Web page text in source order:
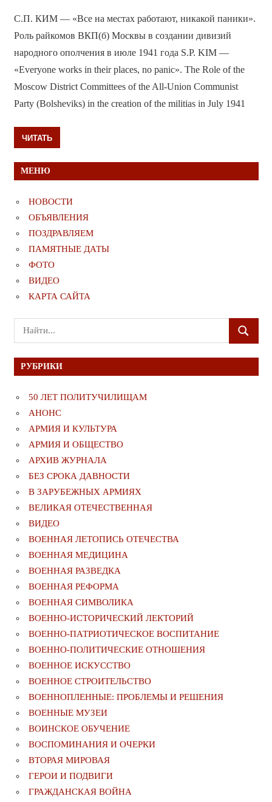
С.П. КИМ — «Все на местах работают, никакой паники».
Роль райкомов ВКП(б) Москвы в создании дивизий
народного ополчения в июле 1941 года S.P. KIM —
«Everyone works in their places, no panic». The Role of the
Moscow District Committees of the All-Union Communist
Party (Bolsheviks) in the creation of the militias in July 1941
ЧИТАТЬ
МЕНЮ
НОВОСТИ
ОБЪЯВЛЕНИЯ
ПОЗДРАВЛЯЕМ
ПАМЯТНЫЕ ДАТЫ
ФОТО
ВИДЕО
КАРТА САЙТА
Поиск
для:
ПОИСК
РУБРИКИ
50 ЛЕТ ПОЛИТУЧИЛИЩАМ
АНОНС
АРМИЯ И КУЛЬТУРА
АРМИЯ И ОБЩЕСТВО
АРХИВ ЖУРНАЛА
БЕЗ СРОКА ДАВНОСТИ
В ЗАРУБЕЖНЫХ АРМИЯХ
ВЕЛИКАЯ ОТЕЧЕСТВЕННАЯ
ВИДЕО
ВОЕННАЯ ЛЕТОПИСЬ ОТЕЧЕСТВА
ВОЕННАЯ МЕДИЦИНА
ВОЕННАЯ РАЗВЕДКА
ВОЕННАЯ РЕФОРМА
ВОЕННАЯ СИМВОЛИКА
ВОЕННО-ИСТОРИЧЕСКИЙ ЛЕКТОРИЙ
ВОЕННО-ПАТРИОТИЧЕСКОЕ ВОСПИТАНИЕ
ВОЕННО-ПОЛИТИЧЕСКИE ОТНОШЕНИЯ
ВОЕННОЕ ИСКУССТВО
ВОЕННОЕ СТРОИТЕЛЬСТВО
ВОЕННОПЛЕННЫЕ: ПРОБЛЕМЫ И РЕШЕНИЯ
ВОЕННЫЕ МУЗЕИ
ВОИНСКОЕ ОБУЧЕНИЕ
ВОСПОМИНАНИЯ И ОЧЕРКИ
ВТОРАЯ МИРОВАЯ
ГЕРОИ И ПОДВИГИ
ГРАЖДАНСКАЯ ВОЙНА